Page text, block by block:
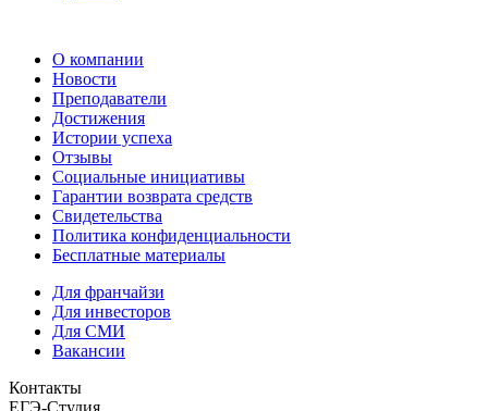
О компании
Новости
Преподаватели
Достижения
Истории успеха
Отзывы
Социальные инициативы
Гарантии возврата средств
Свидетельства
Политика конфиденциальности
Бесплатные материалы
Для франчайзи
Для инвесторов
Для СМИ
Вакансии
Контакты